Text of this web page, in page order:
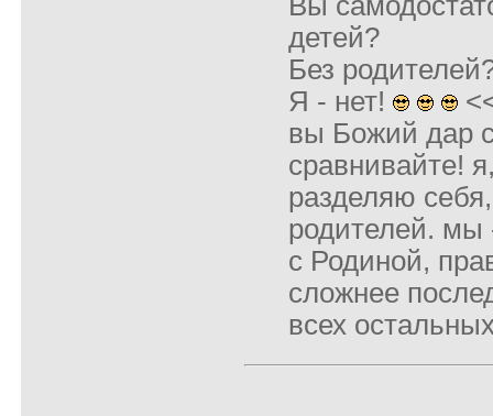
детей?
Без
Я - нет!
вы Божий дар
сравнивайте!
разделяю
родителей. мы
с Родиной,
сложнее
всех